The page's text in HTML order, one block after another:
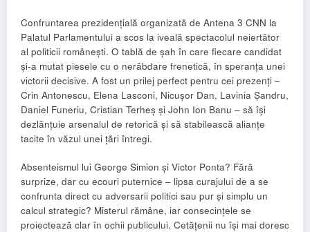
Confruntarea prezidențială organizată de Antena 3 CNN la
Palatul Parlamentului a scos la iveală spectacolul neiertător
al politicii românești. O tablă de șah în care fiecare candidat
și-a mutat piesele cu o nerăbdare frenetică, în speranța unei
victorii decisive. A fost un prilej perfect pentru cei prezenți –
Crin Antonescu, Elena Lasconi, Nicușor Dan, Lavinia Șandru,
Daniel Funeriu, Cristian Terheș și John Ion Banu – să își
dezlănțuie arsenalul de retorică și să stabilească alianțe
tacite în văzul unei țări întregi.
Absenteismul lui George Simion și Victor Ponta? Fără
surprize, dar cu ecouri puternice – lipsa curajului de a se
confrunta direct cu adversarii politici sau pur și simplu un
calcul strategic? Misterul rămâne, iar consecințele se
proiectează clar în ochii publicului. Cetățenii nu își mai doresc